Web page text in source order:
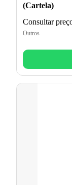
(Cartela)
Consultar
Outros